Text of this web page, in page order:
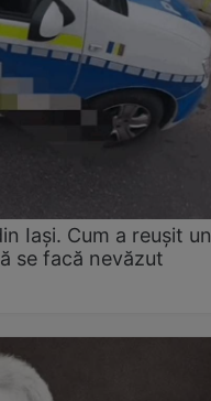
Iași. Cum a reușit un
se facă nevăzut